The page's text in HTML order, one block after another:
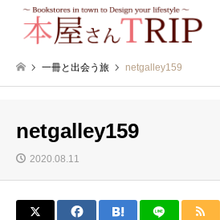
一冊と出会う旅 netgalley159
netgalley159
2020.08.11